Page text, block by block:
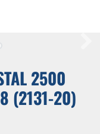
2500
(2131-20)